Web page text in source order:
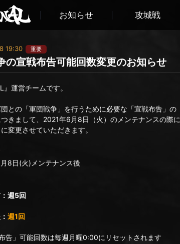
お知らせ 攻城戦
19:30 重要
の宣戦布告可能回数変更のお知らせ
』運営チームです。
との「軍団戦争」を行うために必要な「宣戦布告」の
きまして、2021年6月8日（火）のメンテナンスの際に
変更させていただきます。
8日(火)メンテナンス後
週5回
週1回
告」可能回数は毎週月曜0:00にリセットされます